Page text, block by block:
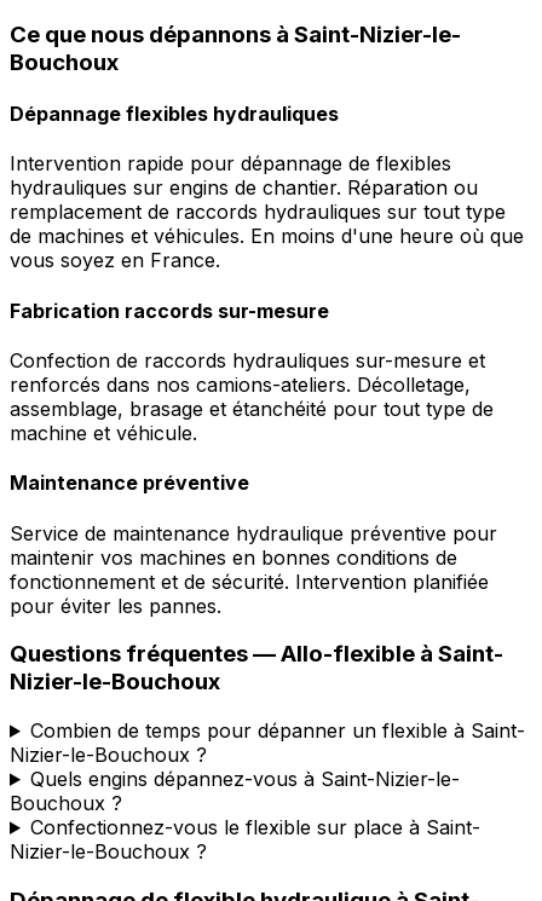
Ce que nous dépannons à Saint-Nizier-le-
Bouchoux
Dépannage flexibles hydrauliques
Intervention rapide pour dépannage de flexibles
hydrauliques sur engins de chantier. Réparation ou
remplacement de raccords hydrauliques sur tout type
de machines et véhicules. En moins d'une heure où que
vous soyez en France.
Fabrication raccords sur-mesure
Confection de raccords hydrauliques sur-mesure et
renforcés dans nos camions-ateliers. Décolletage,
assemblage, brasage et étanchéité pour tout type de
machine et véhicule.
Maintenance préventive
Service de maintenance hydraulique préventive pour
maintenir vos machines en bonnes conditions de
fonctionnement et de sécurité. Intervention planifiée
pour éviter les pannes.
Questions fréquentes —Allo-flexible à Saint-
Nizier-le-Bouchoux
Combien de temps pour dépanner un flexible à Saint-
Nizier-le-Bouchoux ?
Quels engins dépannez-vous à Saint-Nizier-le-
Bouchoux ?
Confectionnez-vous le flexible sur place à Saint-
Nizier-le-Bouchoux ?